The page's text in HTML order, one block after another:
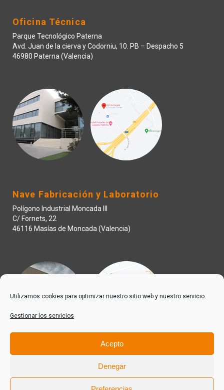
Utilizamos cookies para optimizar nuestro sitio web y nuestro servicio.
Gestionar los servicios
Acepto
Denegar
Oficina Técnica
Parque Tecnológico Paterna
Avd. Juan de la cierva y Codorniu, 10. PB – Despacho 5
46980 Paterna (Valencia)
Nave Fabricación y Laboratorio
Polígono Industrial Moncada III
C/ Fornets, 22
46116 Masías de Moncada (Valencia)